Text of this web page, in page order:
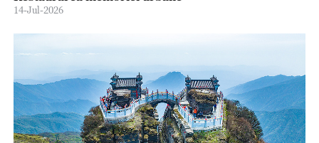
14-Jul-2026